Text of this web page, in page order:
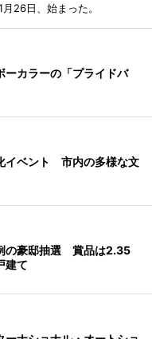
26日、始まった。
ーカラーの「プライドバ
イベント 市内の多様な文
の豪邸抽選 賞品は2.35
建て